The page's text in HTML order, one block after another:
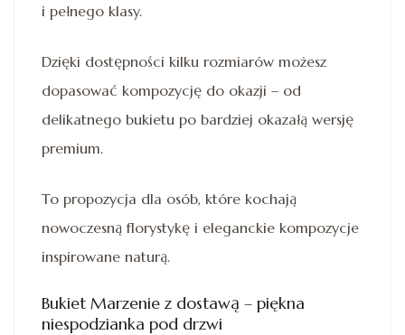
i pełnego klasy.
Dzięki dostępności kilku rozmiarów możesz
dopasować kompozycję do okazji – od
delikatnego bukietu po bardziej okazałą wersję
premium.
To propozycja dla osób, które kochają
nowoczesną florystykę i eleganckie kompozycje
inspirowane naturą.
Bukiet Marzenie z dostawą – piękna
niespodzianka pod drzwi